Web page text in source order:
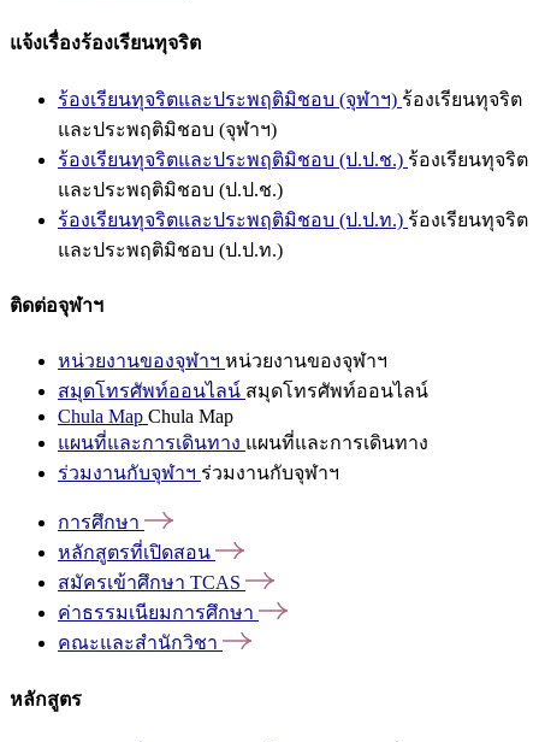
แจ้งเรื่องร้องเรียนทุจริต
ร้องเรียนทุจริตและประพฤติมิชอบ (จุฬาฯ) ร้องเรียนทุจริต
และประพฤติมิชอบ (จุฬาฯ)
ร้องเรียนทุจริตและประพฤติมิชอบ (ป.ป.ช.) ร้องเรียนทุจริต
และประพฤติมิชอบ (ป.ป.ช.)
ร้องเรียนทุจริตและประพฤติมิชอบ (ป.ป.ท.) ร้องเรียนทุจริต
และประพฤติมิชอบ (ป.ป.ท.)
ติดต่อจุฬาฯ
หน่วยงานของจุฬาฯ หน่วยงานของจุฬาฯ
สมุดโทรศัพท์ออนไลน์ สมุดโทรศัพท์ออนไลน์
Chula Map Chula Map
แผนที่และการเดินทาง แผนที่และการเดินทาง
ร่วมงานกับจุฬาฯ ร่วมงานกับจุฬาฯ
การศึกษา
หลักสูตรที่เปิดสอน
สมัครเข้าศึกษา TCAS
ค่าธรรมเนียมการศึกษา
คณะและสำนักวิชา
หลักสูตร